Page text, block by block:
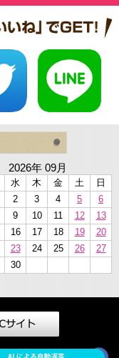
2026年 09月
水 木 金 土
日
2 3 4 5
6
9 10 11 12
13
16 17 18 19
20
23 24 25 26
27
30